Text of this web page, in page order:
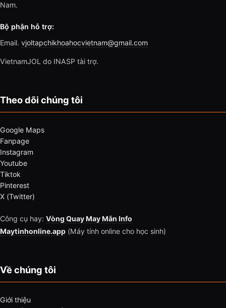
Nam.
Bộ phận hỗ trợ:
Email. vjoltapchikhoahocvietnam@gmail.com
VietnamJOL do INASP tài trợ.
Theo dõi chúng tôi
Google Maps
Fanpage
Instagram
Youtube
Tiktok
Pinterest
X (Twitter)
Công cụ hay: Vòng Quay May Mắn Info
Maytinhonline.app (Máy tính online cho học sinh)
Về chúng tôi
Giới thiệu